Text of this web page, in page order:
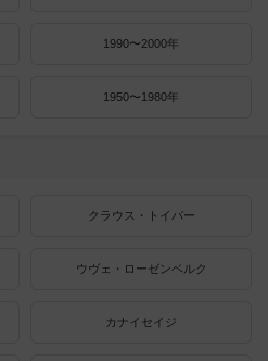
1990〜2000年
1950〜1980年
クラウス・トイバー
ウヴェ・ローゼンベルク
カナイセイジ